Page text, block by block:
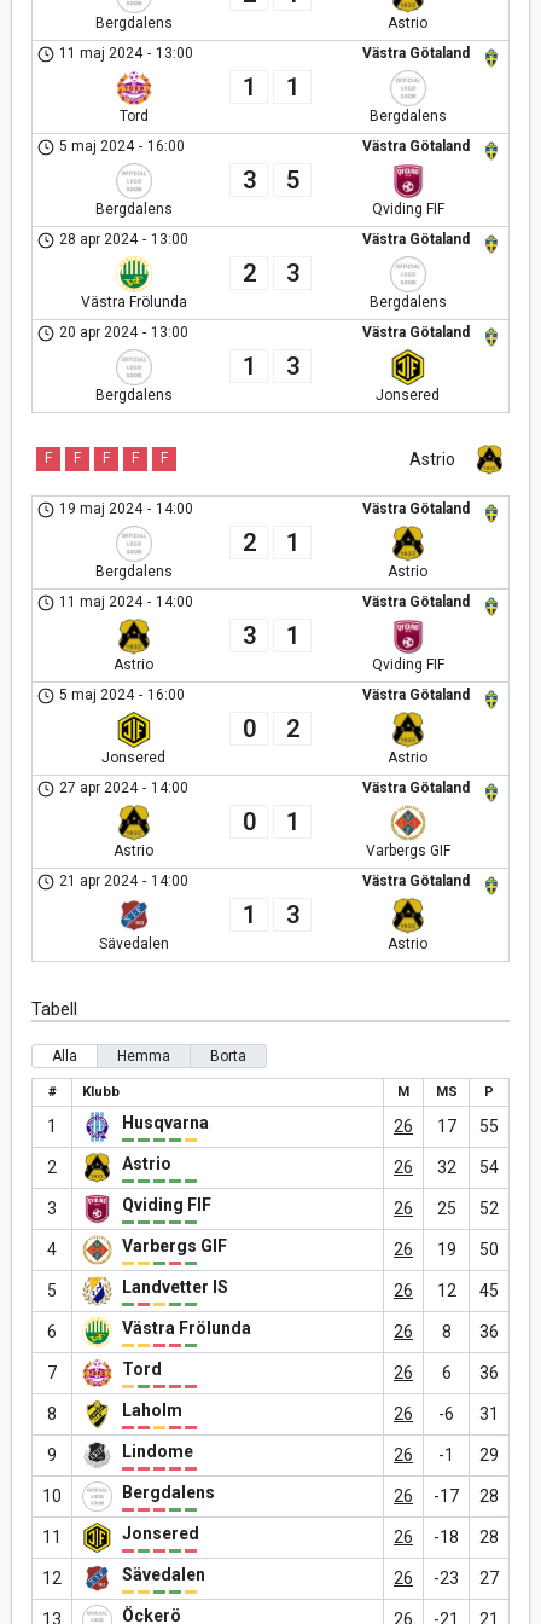
Bergdalens
Astrio
Västra Götaland
11 maj 2024 - 13:00
Tord
1 1
Bergdalens
Västra Götaland
5 maj 2024 - 16:00
Bergdalens
3 5
Qviding FIF
Västra Götaland
28 apr 2024 - 13:00
Västra Frölunda
2 3
Bergdalens
Västra Götaland
20 apr 2024 - 13:00
Bergdalens
1 3
Jonsered
Astrio
F F F F F
Västra Götaland
19 maj 2024 - 14:00
Bergdalens
2 1
Astrio
Västra Götaland
11 maj 2024 - 14:00
Astrio
3 1
Qviding FIF
Västra Götaland
5 maj 2024 - 16:00
Jonsered
0 2
Astrio
Västra Götaland
27 apr 2024 - 14:00
Astrio
0 1
Varbergs GIF
Västra Götaland
21 apr 2024 - 14:00
Sävedalen
1 3
Astrio
Tabell
Alla Hemma Borta
# Klubb M MS P
1 Husqvarna 26 17 55
2 Astrio 26 32 54
3 Qviding FIF 26 25 52
4 Varbergs GIF 26 19 50
5 Landvetter IS 26 12 45
6 Västra Frölunda 26 8 36
7 Tord 26 6 36
8 Laholm 26 -6 31
9 Lindome 26 -1 29
10 Bergdalens 26 -17 28
11 Jonsered 26 -18 28
12 Sävedalen 26 -23 27
13 Öckerö 26 -21 21